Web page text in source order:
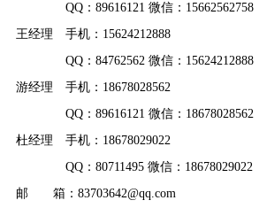
QQ：89616121 微信：15662562758
王经理 手机：15624212888
QQ：84762562 微信：15624212888
游经理 手机：18678028562
QQ：89616121 微信：18678028562
杜经理 手机：18678029022
QQ：80711495 微信：18678029022
邮 箱：83703642@qq.com